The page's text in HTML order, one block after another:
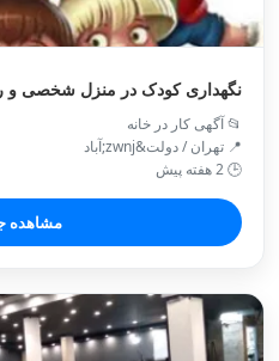
نگهداری کودک در منزل شخصی و
📂 آگهی کار در خانه
📍 تهران / دولت&zwnj;آباد
🕒 2 هفته پیش
مشاهده